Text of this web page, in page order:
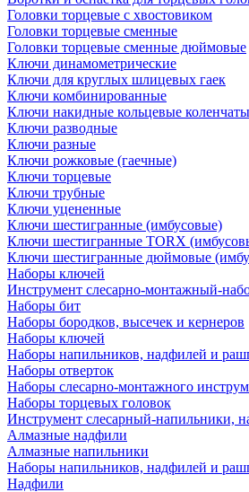
Головки торцевые с хвостовиком
Головки торцевые сменные
Головки торцевые сменные дюймовые
Ключи динамометрические
Ключи для круглых шлицевых гаек
Ключи комбинированные
Ключи накидные кольцевые
Ключи разводные
Ключи разные
Ключи рожковые (гаечные)
Ключи торцевые
Ключи трубные
Ключи уцененные
Ключи шестигранные (имбусовые)
Ключи шестигранные TORX
Ключи шестигранные дюймовые
Наборы ключей
Инструмент слесарно-монтажный-
Наборы бит
Наборы бородков, высечек и кернеров
Наборы ключей
Наборы напильников, надфилей и
Наборы отверток
Наборы слесарно-монтажного
Наборы торцевых головок
Инструмент слесарный-напильники,
Алмазные надфили
Алмазные напильники
Наборы напильников, надфилей и
Надфили